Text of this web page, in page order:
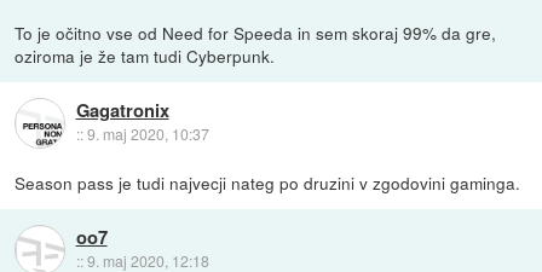
To je očitno vse od Need for Speeda in sem skoraj 99% da gre,
oziroma je že tam tudi Cyberpunk.
Gagatronix
::9. maj 2020, 10:37
Season pass je tudi najvecji nateg po druzini v zgodovini gaminga.
oo7
::9. maj 2020, 12:18